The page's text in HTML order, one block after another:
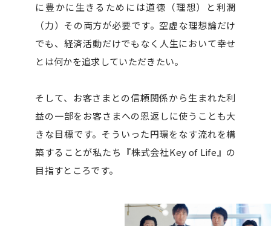
に豊かに生きるためには道徳（理想）と利潤
（力）その両方が必要です。 空虚な理想論だけ
でも、経済活動だけでもなく 人生において幸せ
とは何かを追求していただきたい。
そして、お客さまとの信頼関係から生まれた利
益の一部を お客さまへの恩返しに使うことも大
きな目標です。 そういった円環をなす流れを構
築することが私たち『株式会社Key of Life』の
目指すところです。